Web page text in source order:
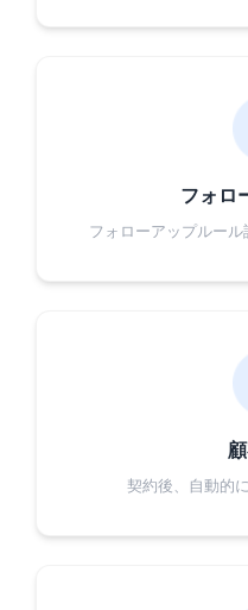
フォロ
フォローアップルー
契約後、自動的